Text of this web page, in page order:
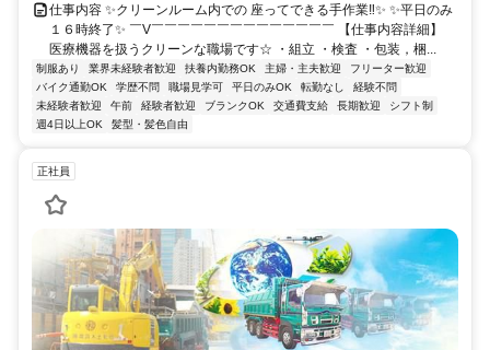
仕事内容 ✨クリーンルーム内での 座ってできる手作業‼✨ ✨平日のみ
１６時終了✨ ￣V￣￣￣￣￣￣￣￣￣￣￣￣￣￣ 【仕事内容詳細】
医療機器を扱うクリーンな職場です☆ ・組立 ・検査 ・包装，梱...
制服あり 業界未経験者歓迎 扶養内勤務OK 主婦・主夫歓迎
フリーター歓迎
バイク通勤OK
学歴不問 職場見学可 平日のみOK 転勤なし
経験不問
未経験者歓迎
午前 経験者歓迎 ブランクOK 交通費支給 長期歓迎
シフト制
週4日以上OK
髪型・髪色自由
正社員